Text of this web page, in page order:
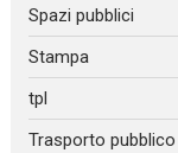
Spazi pubblici
Stampa
tpl
Trasporto pubblico